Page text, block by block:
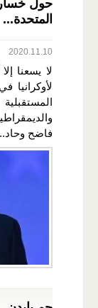
حول
المتحدة...
2020.11.10
لا يسعنا
لأوكرانيا
فاضح